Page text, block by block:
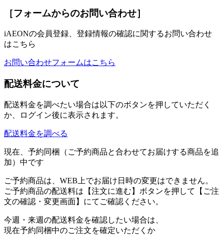
［フォームからのお問い合わせ］
iAEONの会員登録、登録情報の確認に関するお問い合わせ
はこちら
お問い合わせフォームはこちら
配送料金について
配送料金を調べたい場合は以下のボタンを押していただく
か、ログイン後に表示されます。
配送料金を調べる
現在、予約同梱（ご予約商品と合わせてお届けする商品を追
加）中です
ご予約商品は、WEB上でお届け日時の変更はできません。
ご予約商品の配送料は【注文に進む】ボタンを押して【ご注
文の確認・変更画面】にてご確認ください。
今週・来週の配送料金を確認したい場合は、
現在予約同梱中のご注文を確定いただくか